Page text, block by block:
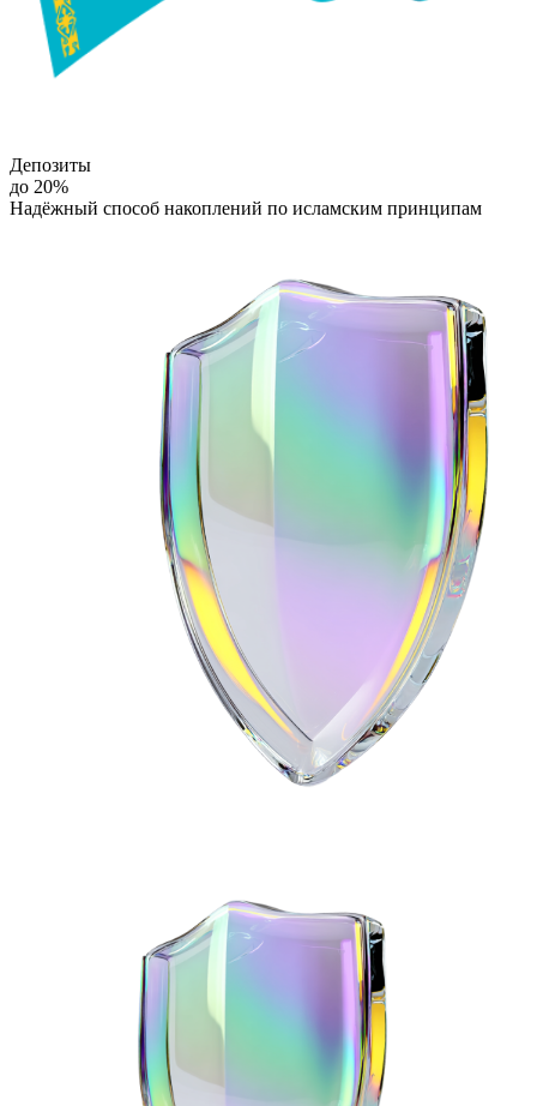
Подробнее
Депозиты
до 20%
Надёжный способ накоплений по исламским принципам